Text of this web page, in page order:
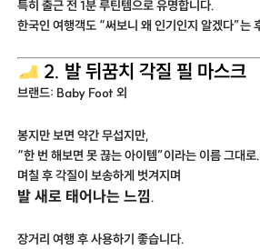
특히 출근 전 1분 루틴템으로 유명합니다.
한국인 여행객도 “써보니 왜 인기인지 알겠다”는
2. 발 뒤꿈치 각질 필 마스크
브랜드: Baby Foot 외
봉지만 보면 약간 무섭지만,
“한 번 해보면 못 끊는 아이템”이라는 이름 그대로.
며칠 후 각질이 보송하게 벗겨지며
발 새로 태어나는 느낌.
장거리 여행 후 사용하기 좋습니다.